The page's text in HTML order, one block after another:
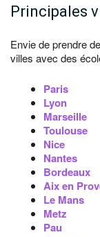
Principales
Envie de prendre
villes avec des
Paris
Lyon
Marseille
Toulouse
Nice
Nantes
Bordeaux
Aix en
Le Mans
Metz
Pau